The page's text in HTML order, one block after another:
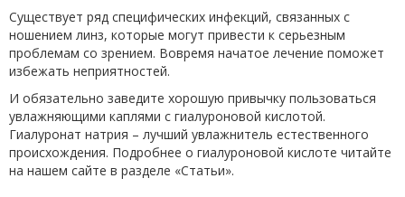
Существует ряд специфических инфекций, связанных с
ношением линз, которые могут привести к серьезным
проблемам со зрением. Вовремя начатое лечение поможет
избежать неприятностей.
И обязательно заведите хорошую привычку пользоваться
увлажняющими каплями с гиалуроновой кислотой.
Гиалуронат натрия – лучший увлажнитель естественного
происхождения. Подробнее о гиалуроновой кислоте читайте
на нашем сайте в разделе «Статьи».